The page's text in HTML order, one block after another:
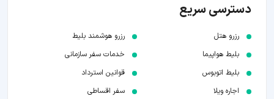
دسترسی سریع
رزرو هتل
بلیط هواپیما
بلیط اتوبوس
اجاره ویلا
رزرو هوشمند بلیط
خدمات سفر سازمانی
قوانین استرداد
سفر اقساطی